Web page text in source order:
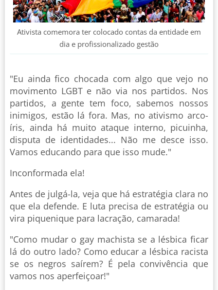
Ativista comemora ter colocado contas da entidade em
dia e profissionalizado gestão
"Eu ainda fico chocada com algo que vejo no
movimento LGBT e não via nos partidos. Nos
partidos, a gente tem foco, sabemos nossos
inimigos, estão lá fora. Mas, no ativismo arco-
íris, ainda há muito ataque interno, picuinha,
disputa de identidades... Não me desce isso.
Vamos educando para que isso mude."
Inconformada ela!
Antes de julgá-la, veja que há estratégia clara no
que ela defende. E luta precisa de estratégia ou
vira piquenique para lacração, camarada!
"Como mudar o gay machista se a lésbica ficar
lá do outro lado? Como educar a lésbica racista
se os negros saírem? É pela convivência que
vamos nos aperfeiçoar!"